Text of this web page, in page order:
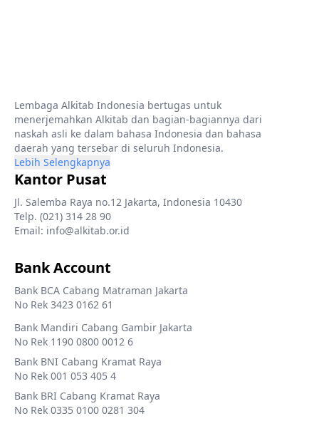
Lembaga Alkitab Indonesia bertugas untuk
menerjemahkan Alkitab dan bagian-bagiannya dari
naskah asli ke dalam bahasa Indonesia dan bahasa
daerah yang tersebar di seluruh Indonesia.
Lebih Selengkapnya
Kantor Pusat
Jl. Salemba Raya no.12 Jakarta, Indonesia 10430
Telp. (021) 314 28 90
Email: info@alkitab.or.id
Bank Account
Bank BCA Cabang Matraman Jakarta
No Rek 3423 0162 61
Bank Mandiri Cabang Gambir Jakarta
No Rek 1190 0800 0012 6
Bank BNI Cabang Kramat Raya
No Rek 001 053 405 4
Bank BRI Cabang Kramat Raya
No Rek 0335 0100 0281 304